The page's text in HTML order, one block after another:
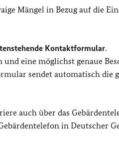
Mängel in Bezug auf die
Kontaktformular.
und eine möglichst genaue
sendet automatisch die
auch über das
in Deutscher